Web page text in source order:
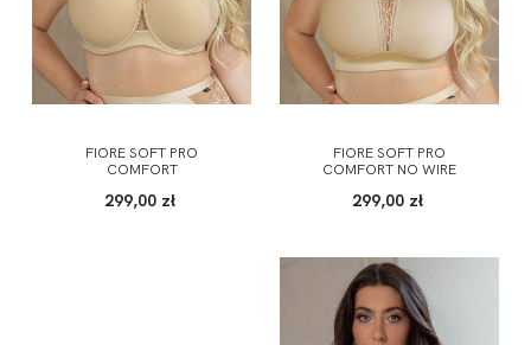
FIORE SOFT PRO
COMFORT
299,00 zł
FIORE SOFT PRO
COMFORT NO WIRE
299,00 zł